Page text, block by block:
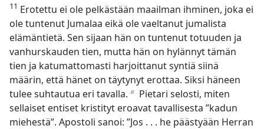
11 Erotettu ei ole pelkästään maailman ihminen, joka ei
ole tuntenut Jumalaa eikä ole vaeltanut jumalista
elämäntietä. Sen sijaan hän on tuntenut totuuden ja
vanhurskauden tien, mutta hän on hylännyt tämän
tien ja katumattomasti harjoittanut syntiä siinä
määrin, että hänet on täytynyt erottaa. Siksi häneen
tulee suhtautua eri tavalla. b Pietari selosti, miten
sellaiset entiset kristityt eroavat tavallisesta ”kadun
miehestä”. Apostoli sanoi: ”Jos . . . he päästyään Herran